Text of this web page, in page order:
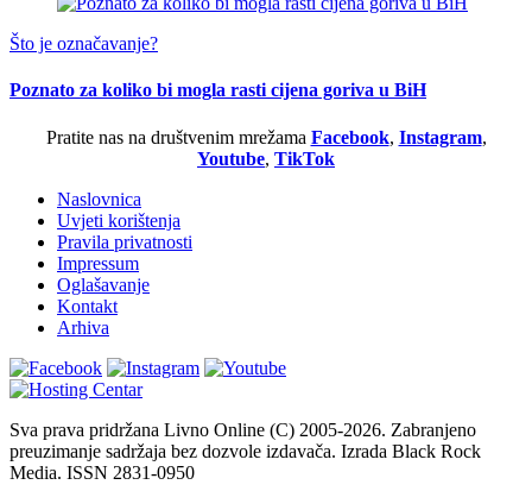
Što je označavanje?
Poznato za koliko bi mogla rasti cijena goriva u BiH
Pratite nas na društvenim mrežama Facebook, Instagram,
Youtube, TikTok
Naslovnica
Uvjeti korištenja
Pravila privatnosti
Impressum
Oglašavanje
Kontakt
Arhiva
Sva prava pridržana Livno Online (C) 2005-2026. Zabranjeno
preuzimanje sadržaja bez dozvole izdavača. Izrada Black Rock
Media. ISSN 2831-0950